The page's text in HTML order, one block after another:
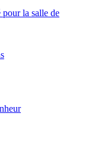
la salle de